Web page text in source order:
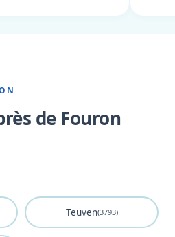
de Fouron
Teuven(3793)